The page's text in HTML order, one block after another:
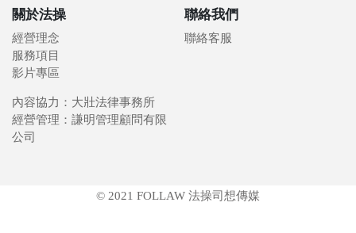
關於法操
經營理念
服務項目
影片專區
聯絡我們
聯絡客服
內容協力：大壯法律事務所
經營管理：謙明管理顧問有限
公司
© 2021 FOLLAW 法操司想傳媒